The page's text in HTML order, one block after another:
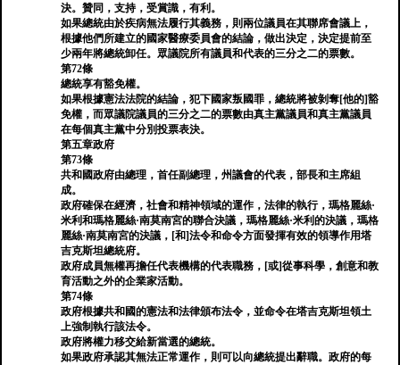
決。贊同，支持，受賞識，有利。
如果總統由於疾病無法履行其義務，則兩位議員在其聯席會議上，
根據他們所建立的國家醫療委員會的結論，做出決定，決定提前至
少兩年將總統卸任。眾議院所有議員和代表的三分之二的票數。
第72條
總統享有豁免權。
如果根據憲法法院的結論，犯下國家叛國罪，總統將被剝奪[他的]豁
免權，而眾議院議員的三分之二的票數由真主黨議員和真主黨議員
在每個真主黨中分別投票表決。
第五章政府
第73條
共和國政府由總理，首任副總理，州議會的代表，部長和主席組
成。
政府確保在經濟，社會和精神領域的運作，法律的執行，瑪格麗絲·
米利和瑪格麗絲·南莫南宮的聯合決議，瑪格麗絲·米利的決議，瑪格
麗絲·南莫南宮的決議，[和]法令和命令方面發揮有效的領導作用塔
吉克斯坦總統府。
政府成員無權再擔任代表機構的代表職務，[或]從事科學，創意和教
育活動之外的企業家活動。
第74條
政府根據共和國的憲法和法律頒布法令，並命令在塔吉克斯坦領土
上強制執行該法令。
政府將權力移交給新當選的總統。
如果政府承認其無法正常運作，則可以向總統提出辭職。政府的每